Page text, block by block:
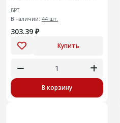
БРТ
В наличии: 44 шт.
303.39 ₽
Купить
В корзину